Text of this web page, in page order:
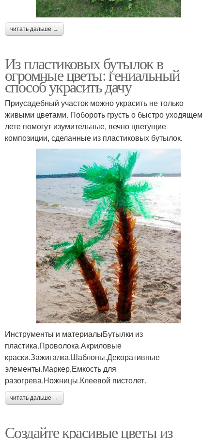
читать дальше →
Из пластиковых бутылок в
огромные цветы: гениальный
способ украсить дачу
Приусадебный участок можно украсить не только
живыми цветами. Побороть грусть о быстро уходящем
лете помогут изумительные, вечно цветущие
композиции, сделанные из пластиковых бутылок.
Инструменты и материалыБутылки из
пластика.Проволока.Акриловые
краски.Зажигалка.Шаблоны.Декоративные
элементы.Маркер.Емкость для
разогрева.Ножницы.Клеевой пистолет.
читать дальше →
Создайте красивые цветы из